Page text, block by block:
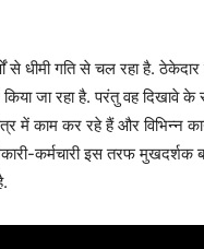
धीमी गति से चल रहा है. ठेकेदार
किया जा रहा है. परंतु वह दिखावे के
में काम कर रहे हैं और विभिन्न
कर्मचारी इस तरफ मुखदर्शक